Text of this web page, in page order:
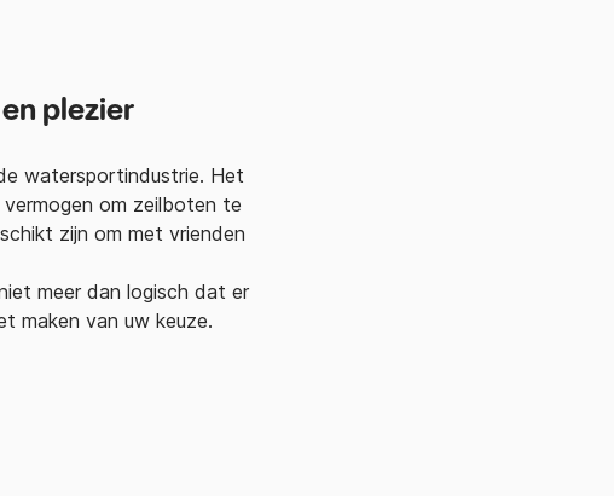
plezier
watersportindustrie. Het
om zeilboten te
zijn om met vrienden
meer dan logisch dat er
maken van uw keuze.